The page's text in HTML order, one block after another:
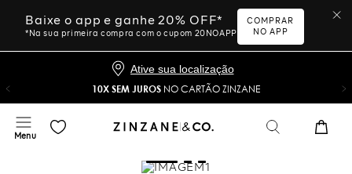
Baixe o app e ganhe 20% OFF*
*Na sua primeira compra com o cupom 20NOAPP
COMPRAR
NO APP
Ative sua localização
10X SEM JUROS NO CARTÃO ZINZANE